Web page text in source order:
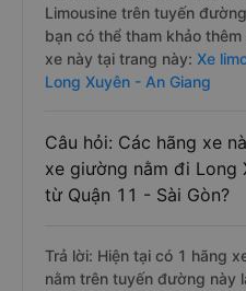
Limousine trên tuyến
bạn có thể tham khảo
xe này tại trang này: Xe
Long Xuyên - An Giang
Câu hỏi: Các hãng xe
xe giường nằm đi Long
từ Quận 11 - Sài Gòn?
Trả lời: Hiện tại có 1 hãng
nằm trên tuyến đường này